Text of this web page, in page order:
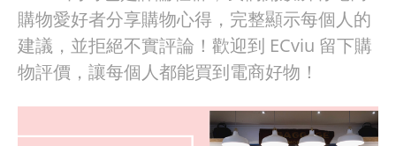
購物愛好者分享購物心得，完整顯示每個人的
建議，並拒絕不實評論！歡迎到 ECviu 留下購
物評價，讓每個人都能買到電商好物！